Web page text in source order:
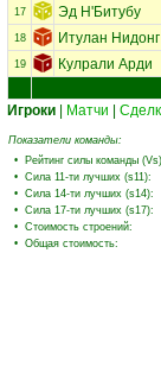
17 Эд Н'Битубу
18 Итулан Нидонг
19 Кулрали Арди
Игроки Матчи
Показатели команды:
• Рейтинг силы команды (Vs)
• Сила 11-ти лучших (s11):
• Сила 14-ти лучших (s14):
• Сила 17-ти лучших (s17):
• Стоимость строений:
• Общая стоимость: